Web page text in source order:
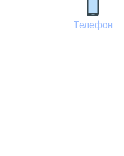
Телефон